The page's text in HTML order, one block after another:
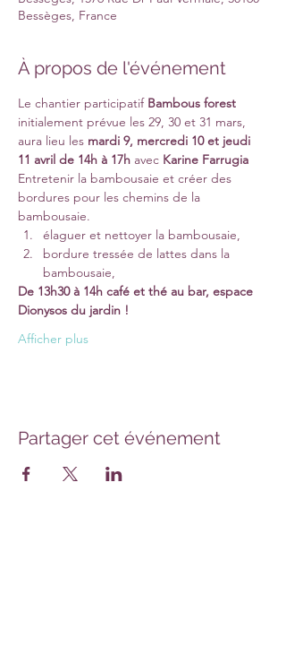
Bessèges, France
À propos de l'événement
Le chantier participatif Bambous forest
initialement prévue les 29, 30 et 31 mars,
aura lieu les mardi 9, mercredi 10 et jeudi
11 avril de 14h à 17h avec Karine Farrugia
Entretenir la bambousaie et créer des
bordures pour les chemins de la
bambousaie.
élaguer et nettoyer la bambousaie,
bordure tressée de lattes dans la
bambousaie,
De 13h30 à 14h café et thé au bar, espace
Dionysos du jardin !
Afficher plus
Partager cet événement